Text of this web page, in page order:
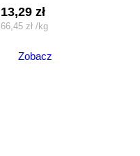
13,29 zł
66,45 zł /kg
Zobacz